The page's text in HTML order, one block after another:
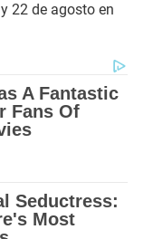
22 de agosto en